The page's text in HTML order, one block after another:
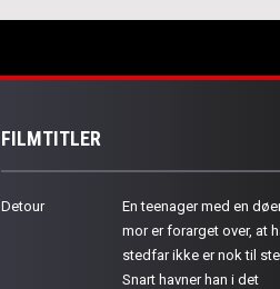
FILMTITLER
Detour
En teenager med en
mor er forarget over, at
stedfar ikke er nok til
Snart havner han i det